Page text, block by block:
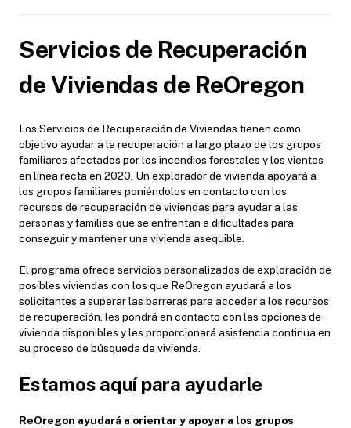
Servicios de Recuperación
de Viviendas de ReOregon
Los Servicios de Recuperación de Viviendas tienen como
objetivo ayudar a la recuperación a largo plazo de los grupos
familiares afectados por los incendios forestales y los vientos
en línea recta en 2020. Un explorador de vivienda apoyará a
los grupos familiares poniéndolos en contacto con los
recursos de recuperación de viviendas para ayudar a las
personas y familias que se enfrentan a diﬁcultades para
conseguir y mantener una vivienda asequible.
El programa ofrece servicios personalizados de exploración de
posibles viviendas con los que ReOregon ayudará a los
solicitantes a superar las barreras para acceder a los recursos
de recuperación, les pondrá en contacto con las opciones de
vivienda disponibles y les proporcionará asistencia continua en
su proceso de búsqueda de vivienda.
Estamos aquí para ayudarle
ReOregon ayudará a orientar y apoyar a los grupos